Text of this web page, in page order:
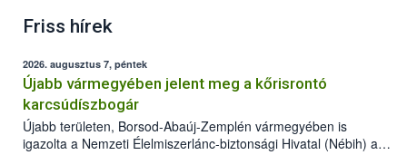
Friss hírek
2026. augusztus 7, péntek
Újabb vármegyében jelent meg a kőrisrontó
karcsúdíszbogár
Újabb területen, Borsod-Abaúj-Zemplén vármegyében is
igazolta a Nemzeti Élelmiszerlánc-biztonsági Hivatal (Nébih) a